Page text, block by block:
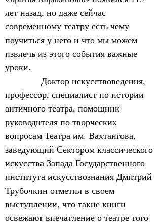
лет назад, но даже сейчас
современному театру есть чему
поучиться у него и что мы можем
извлечь из этого события важные
уроки.
Доктор искусствоведения,
профессор, специалист по истории
античного театра, помощник
руководителя по творческих
вопросам Театра им. Вахтангова,
заведующий Сектором классического
искусства Запада Государственного
института искусствознания Дмитрий
Трубочкин отметил в своем
выступлении, что такие книги
освежают впечатление о театре того